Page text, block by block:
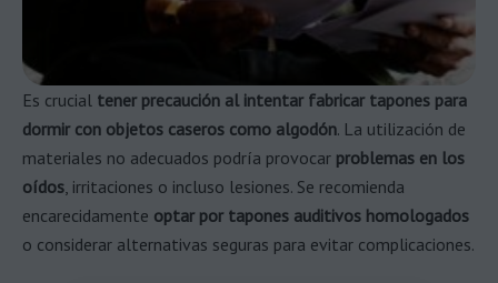
Es crucial tener precaución al intentar fabricar tapones para
dormir con objetos caseros como algodón. La utilización de
materiales no adecuados podría provocar problemas en los
oídos, irritaciones o incluso lesiones. Se recomienda
encarecidamente optar por tapones auditivos homologados
o considerar alternativas seguras para evitar complicaciones.